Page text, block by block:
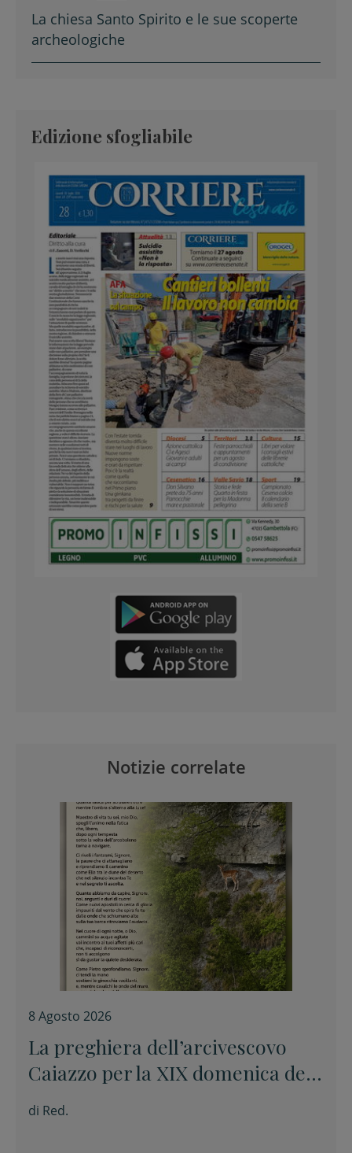
La chiesa Santo Spirito e le sue scoperte
archeologiche
Edizione sfogliabile
Notizie correlate
8 Agosto 2026
La preghiera dell’arcivescovo
Caiazzo per la XIX domenica del
Tempo ordinario
di Red.